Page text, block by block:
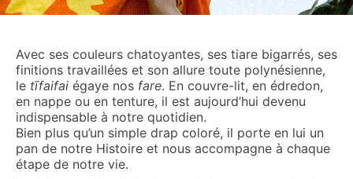
Avec ses couleurs chatoyantes, ses tiare bigarrés, ses
finitions travaillées et son allure toute polynésienne,
le tīfaifai égaye nos fare. En couvre-lit, en édredon,
en nappe ou en tenture, il est aujourd’hui devenu
indispensable à notre quotidien.
Bien plus qu’un simple drap coloré, il porte en lui un
pan de notre Histoire et nous accompagne à chaque
étape de notre vie.